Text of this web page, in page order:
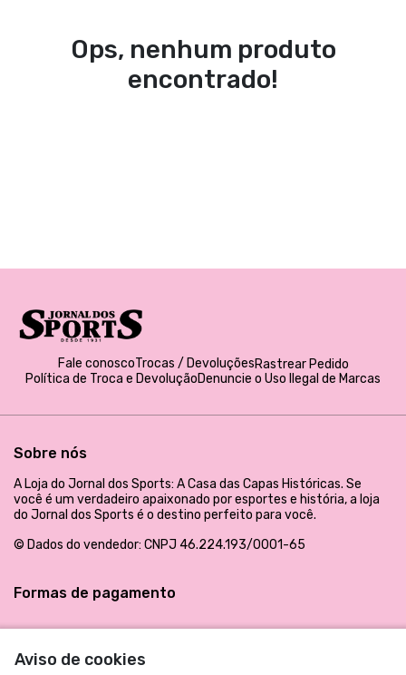
Ops, nenhum produto
encontrado!
Aviso de cookies
Fale conoscoTrocas / DevoluçõesRastrear Pedido
Política de Troca e DevoluçãoDenuncie o Uso Ilegal de Marcas
Sobre nós
A Loja do Jornal dos Sports: A Casa das Capas Históricas. Se
você é um verdadeiro apaixonado por esportes e história, a loja
do Jornal dos Sports é o destino perfeito para você.
© Dados do vendedor: CNPJ 46.224.193/0001-65
Formas de pagamento